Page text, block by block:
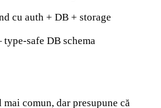
cu auth + DB + storage
safe DB schema
comun, dar presupune că